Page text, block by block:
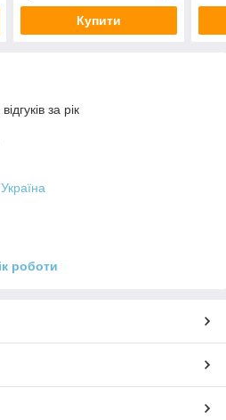
Купити
за рік
роботи